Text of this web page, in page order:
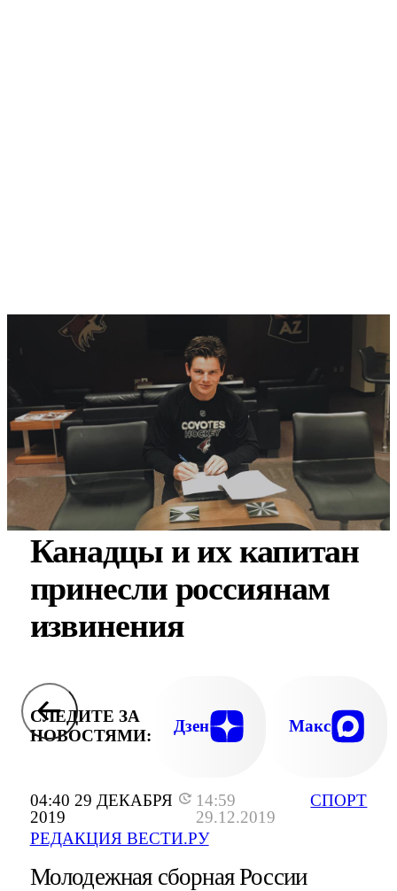
04:40 29 ДЕКАБРЯ
2019
14:59
29.12.2019
РЕДАКЦИЯ ВЕСТИ.РУ
СПОРТ
Канадцы и их капитан
принесли россиянам
извинения
СЛЕДИТЕ ЗА
НОВОСТЯМИ:
Дзен Макс
Молодежная сборная России